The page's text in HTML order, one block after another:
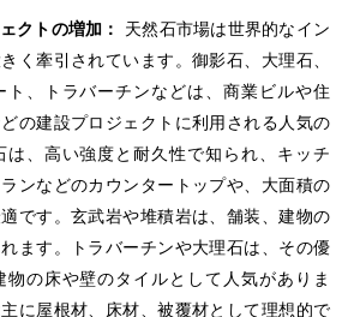
クトの増加： 天然石市場は世界的なイン
く牽引されています。御影石、大理石、
、トラバーチンなどは、商業ビルや住
の建設プロジェクトに利用される人気の
、高い強度と耐久性で知られ、キッチ
ンなどのカウンタートップや、大面積の
です。玄武岩や堆積岩は、舗装、建物の
ます。トラバーチンや大理石は、その優
の床や壁のタイルとして人気がありま
に屋根材、床材、被覆材として理想的で